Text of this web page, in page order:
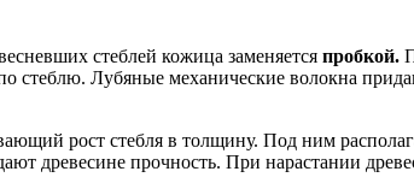
стеблей кожица заменяется пробкой.
Лубяные механические волокна
рост стебля в толщину. Под ним
древесине прочность. При нарастании